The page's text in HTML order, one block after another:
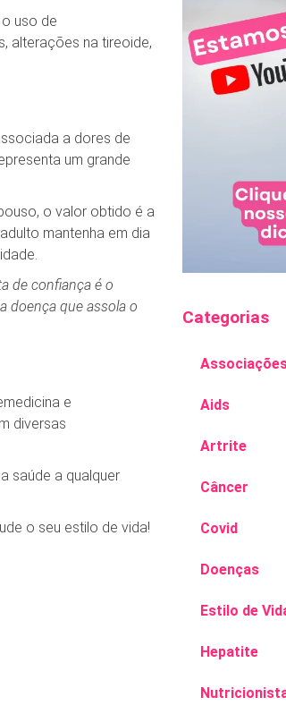
uso de
alterações na tireoide,
a dores de
um grande
o valor obtido é a
mantenha em dia
de confiança é o
doença que assola o
e
diversas
saúde a qualquer
o seu estilo de vida!
Categorias
Aids
Artrite
Câncer
Covid
Doenças
Estilo de
Hepatite